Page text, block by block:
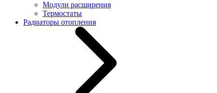
Модули расширения
Термостаты
Радиаторы отопления